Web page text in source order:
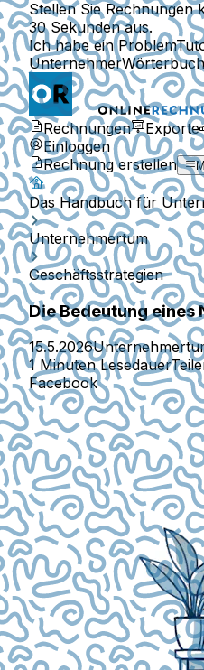
Stellen Sie Rechnungen
30 Sekunden aus.
Ich habe ein Problem
UnternehmerWörterbuch
Rechnungen Exporte
Einloggen
Rechnung erstellen
Das Handbuch für
Unternehmertum
Geschäftsstrategien
Die Bedeutung eines
15.5.2026
1 Minuten Lesedauer
Facebook